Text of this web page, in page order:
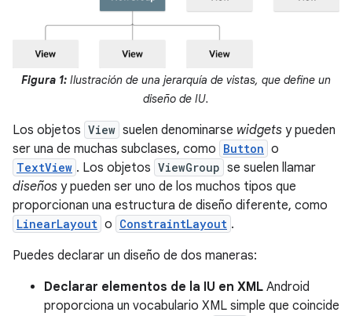
Figura 1: Ilustración de una jerarquía de vistas, que define un
diseño de IU.
Los objetos View suelen denominarse widgets y pueden
ser una de muchas subclases, como Button o
TextView . Los objetos ViewGroup se suelen llamar
diseños y pueden ser uno de los muchos tipos que
proporcionan una estructura de diseño diferente, como
LinearLayout o ConstraintLayout .
Puedes declarar un diseño de dos maneras:
Declarar elementos de la IU en XML Android
proporciona un vocabulario XML simple que coincide